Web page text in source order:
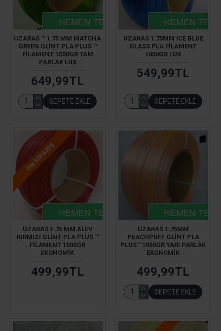
HEMEN TESLIM
UZARAS ™ 1.75 MM MATCHA
GREEN GLINT PLA PLUS ™
FILAMENT 1000GR TAM
PARLAK LÜX
649,99TL
SEPETE EKLE
HEMEN
UZARAS 1.75MM ICE BLUE
GLASS PLA FILAMENT
1000GR LÜX
549,99TL
SEPETE EKLE
HEMEN TESLIM
ÖN SIPARIŞ
UZARAS 1.75 MM ALEV
KIRMIZI GLINT PLA PLUS ™
FILAMENT 1000GR
EKONOMIK
499,99TL
HEMEN
UZARAS 1.75MM
PEACHPUFF GLINT PLA
PLUS™ 1000GR YARI PARLAK
EKONOMIK
499,99TL
SEPETE EKLE